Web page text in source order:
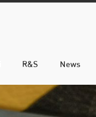
R&S News